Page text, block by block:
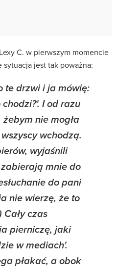
C. w pierwszym momencie
sytuacja jest tak poważna:
te drzwi i ja mówię:
I od razu
nie mogła
wchodzą.
wyjaśnili
mnie do
do pani
nie wierzę, że to
Cały czas
pierniczę, jaki
w mediach'.
płakać, a obok